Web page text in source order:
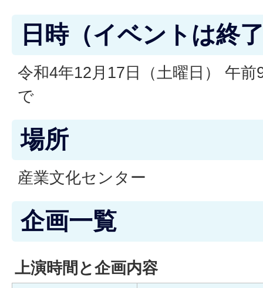
日時（イベントは終
令和4年12月17日（土曜日） 午
で
場所
産業文化センター
企画一覧
上演時間と企画内容